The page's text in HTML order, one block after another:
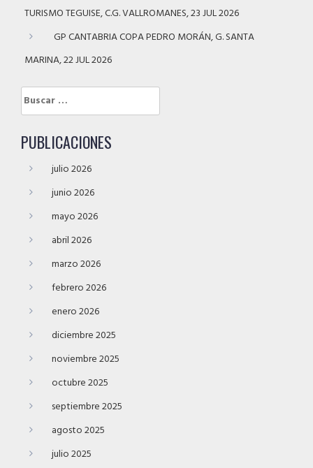
TURISMO TEGUISE, C.G. VALLROMANES, 23 JUL 2026
GP CANTABRIA COPA PEDRO MORÁN, G. SANTA
MARINA, 22 JUL 2026
Buscar:
PUBLICACIONES
julio 2026
junio 2026
mayo 2026
abril 2026
marzo 2026
febrero 2026
enero 2026
diciembre 2025
noviembre 2025
octubre 2025
septiembre 2025
agosto 2025
julio 2025